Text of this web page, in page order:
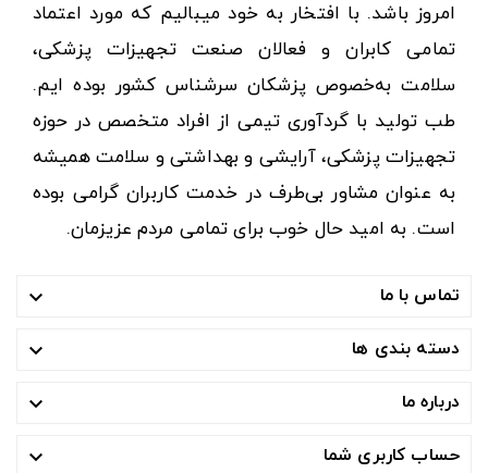
امروز باشد. با افتخار به خود میبالیم که مورد اعتماد
تمامی کابران و فعالان صنعت تجهیزات پزشکی،
سلامت به‌خصوص پزشکان سرشناس کشور بوده ایم.
طب تولید با گردآوری تیمی از افراد متخصص در حوزه
تجهیزات پزشکی، آرایشی و بهداشتی و سلامت همیشه
به عنوان مشاور بی‌طرف در خدمت کاربران گرامی بوده
است. به امید حال خوب برای تمامی مردم عزیزمان.
تماس با ما 
دسته بندی ها 
درباره ما 
حساب کاربری شما 